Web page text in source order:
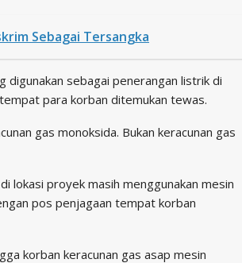
Sebagai Tersangka
digunakan sebagai penerangan listrik di
para korban ditemukan tewas.
gas monoksida. Bukan keracunan gas
lokasi proyek masih menggunakan mesin
pos penjagaan tempat korban
korban keracunan gas asap mesin